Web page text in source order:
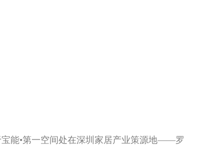
能•第一空间处在深圳家居产业策源地——罗